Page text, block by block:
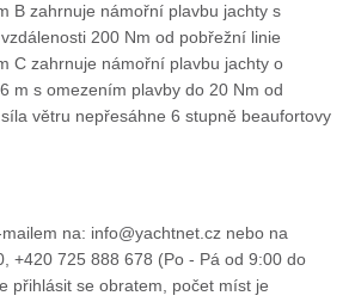
B zahrnuje námořní plavbu jachty s
200 Nm od pobřežní linie
C zahrnuje námořní plavbu jachty o
m s omezením plavby do 20 Nm od
větru nepřesáhne 6 stupně beaufortovy
na: info@yachtnet.cz nebo na
+420 725 888 678 (Po - Pá od 9:00 do
přihlásit se obratem, počet míst je